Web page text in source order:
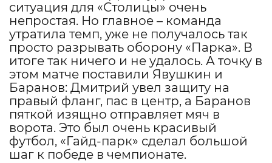
ситуация для «Столицы» очень
непростая. Но главное – команда
утратила темп, уже не получалось так
просто разрывать оборону «Парка». В
итоге так ничего и не удалось. А точку в
этом матче поставили Явушкин и
Баранов: Дмитрий увел защиту на
правый фланг, пас в центр, а Баранов
пяткой изящно отправляет мяч в
ворота. Это был очень красивый
футбол, «Гайд-парк» сделал большой
шаг к победе в чемпионате.